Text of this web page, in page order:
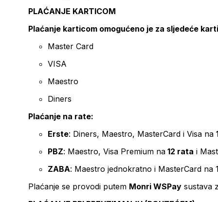
PLAĆANJE KARTICOM
Plaćanje karticom omogućeno je za sljedeće
Master Card
VISA
Maestro
Diners
Plaćanje na rate:
Erste: Diners, Maestro, MasterCard i Visa na
PBZ: Maestro, Visa Premium na 12 rata i
ZABA: Maestro jednokratno i MasterCard na
Plaćanje se provodi putem Monri WSPay sustava